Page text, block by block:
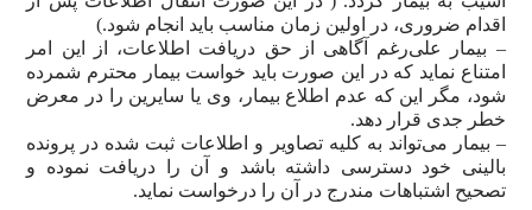
اقدام ضروری، در اولین زمان مناسب باید انجام شود.)
– بیمار علی‌رغم آگاهی از حق دریافت اطلاعات، از این امر
امتناع نماید که در این صورت باید خواست بیمار محترم شمرده
شود، مگر این که عدم اطلاع بیمار، وی یا سایرین را در معرض
خطر جدی قرار دهد.
– بیمار می‌تواند به کلیه تصاویر و اطلاعات ثبت شده در پرونده
بالینی خود دسترسی داشته باشد و آن را دریافت نموده و
تصحیح اشتباهات مندرج در آن را درخواست نماید.